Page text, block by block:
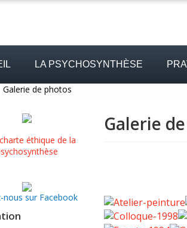
LA PSYCHOSYNTHÈSE
Galerie de photos
Galerie
nous sur Facebook